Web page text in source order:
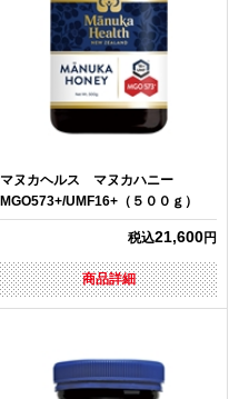
マヌカヘルス マヌカハニー
MGO573+/UMF16+（５００ｇ）
税込21,600円
商品詳細